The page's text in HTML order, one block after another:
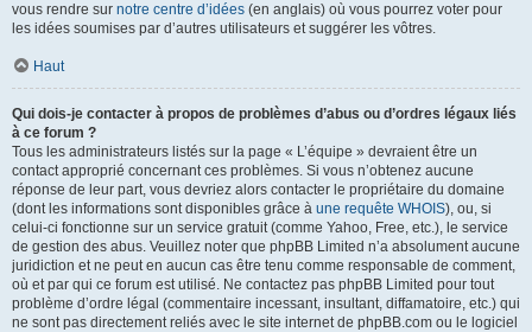
vous rendre sur notre centre d’idées (en anglais) où vous pourrez voter pour
les idées soumises par d’autres utilisateurs et suggérer les vôtres.
Haut
Qui dois-je contacter à propos de problèmes d’abus ou d’ordres légaux liés
à ce forum ?
Tous les administrateurs listés sur la page « L’équipe » devraient être un
contact approprié concernant ces problèmes. Si vous n’obtenez aucune
réponse de leur part, vous devriez alors contacter le propriétaire du domaine
(dont les informations sont disponibles grâce à une requête WHOIS), ou, si
celui-ci fonctionne sur un service gratuit (comme Yahoo, Free, etc.), le service
de gestion des abus. Veuillez noter que phpBB Limited n’a absolument aucune
juridiction et ne peut en aucun cas être tenu comme responsable de comment,
où et par qui ce forum est utilisé. Ne contactez pas phpBB Limited pour tout
problème d’ordre légal (commentaire incessant, insultant, diffamatoire, etc.) qui
ne sont pas directement reliés avec le site internet de phpBB.com ou le logiciel